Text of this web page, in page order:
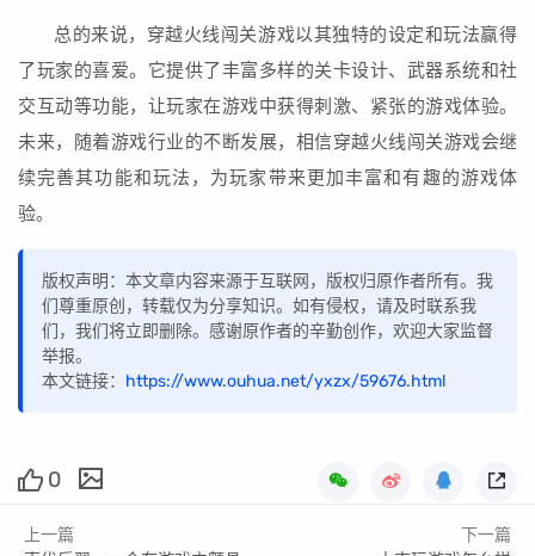
总的来说，穿越火线闯关游戏以其独特的设定和玩法赢得
了玩家的喜爱。它提供了丰富多样的关卡设计、武器系统和社
交互动等功能，让玩家在游戏中获得刺激、紧张的游戏体验。
未来，随着游戏行业的不断发展，相信穿越火线闯关游戏会继
续完善其功能和玩法，为玩家带来更加丰富和有趣的游戏体
验。
版权声明：本文章内容来源于互联网，版权归原作者所有。我
们尊重原创，转载仅为分享知识。如有侵权，请及时联系我
们，我们将立即删除。感谢原作者的辛勤创作，欢迎大家监督
举报。
本文链接： https://www.ouhua.net/yxzx/59676.html
0
上一篇
下一篇